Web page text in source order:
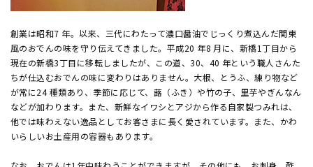
創業は昭和7 年。以来、三代にわたって濃口醤油でじっくり煮込んだ関東
風のおでんの味を守り伝えてきました。平成20 年8 月に、新橋1丁目から
現在の新橋3丁目に移転しましたが、この道、30、40 年という職人さんた
ちが仕込むおでんの味に変わりはありません。大根、とうふ、練り物など
が常に24 種類あり、季節に応じて、蕗（ふき）や竹の子、里芋やぎんなん
などが加わります。また、新鮮なイワシとアジから作る自家製つみれは、
他では味わえない逸品としてお客さまに長く愛されています。また、かわ
いらしいお土産用の容器もあります。